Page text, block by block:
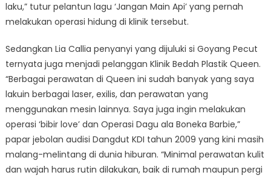
laku,” tutur pelantun lagu ‘Jangan Main Api’ yang pernah
melakukan operasi hidung di klinik tersebut.
Sedangkan Lia Callia penyanyi yang dijuluki si Goyang Pecut
ternyata juga menjadi pelanggan Klinik Bedah Plastik Queen.
“Berbagai perawatan di Queen ini sudah banyak yang saya
lakuin berbagai laser, exilis, dan perawatan yang
menggunakan mesin lainnya. Saya juga ingin melakukan
operasi ‘bibir love’ dan Operasi Dagu ala Boneka Barbie,”
papar jebolan audisi Dangdut KDI tahun 2009 yang kini masih
malang-melintang di dunia hiburan. “Minimal perawatan kulit
dan wajah harus rutin dilakukan, baik di rumah maupun pergi